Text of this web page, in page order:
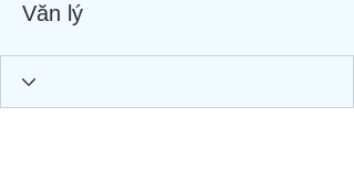
Văn lý